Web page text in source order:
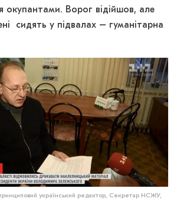
окупантами. Ворог відійшов, але
сидять у підвалах – гуманітарна
український редактор, Секретар НСЖУ,